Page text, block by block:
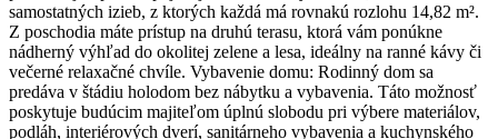
samostatných izieb, z ktorých každá má rovnakú rozlohu 14,82 m².
Z poschodia máte prístup na druhú terasu, ktorá vám ponúkne
nádherný výhľad do okolitej zelene a lesa, ideálny na ranné kávy či
večerné relaxačné chvíle. Vybavenie domu: Rodinný dom sa
predáva v štádiu holodom bez nábytku a vybavenia. Táto možnosť
poskytuje budúcim majiteľom úplnú slobodu pri výbere materiálov,
podláh, interiérových dverí, sanitárneho vybavenia a kuchynského